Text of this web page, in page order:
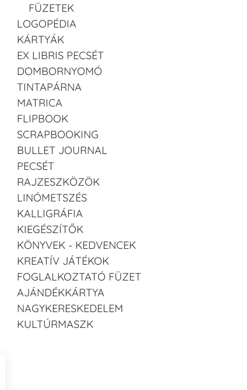
FÜZETEK
LOGOPÉDIA
KÁRTYÁK
EX LIBRIS PECSÉT
DOMBORNYOMÓ
TINTAPÁRNA
MATRICA
FLIPBOOK
SCRAPBOOKING
BULLET JOURNAL
PECSÉT
RAJZESZKÖZÖK
LINÓMETSZÉS
KALLIGRÁFIA
KIEGÉSZÍTŐK
KÖNYVEK - KEDVENCEK
KREATÍV JÁTÉKOK
FOGLALKOZTATÓ FÜZET
AJÁNDÉKKÁRTYA
NAGYKERESKEDELEM
KULTÚRMASZK